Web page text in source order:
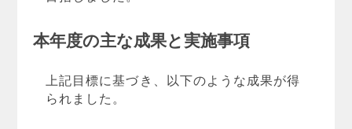
本年度の主な成果と実施事項
上記目標に基づき、以下のような成果が得
られました。